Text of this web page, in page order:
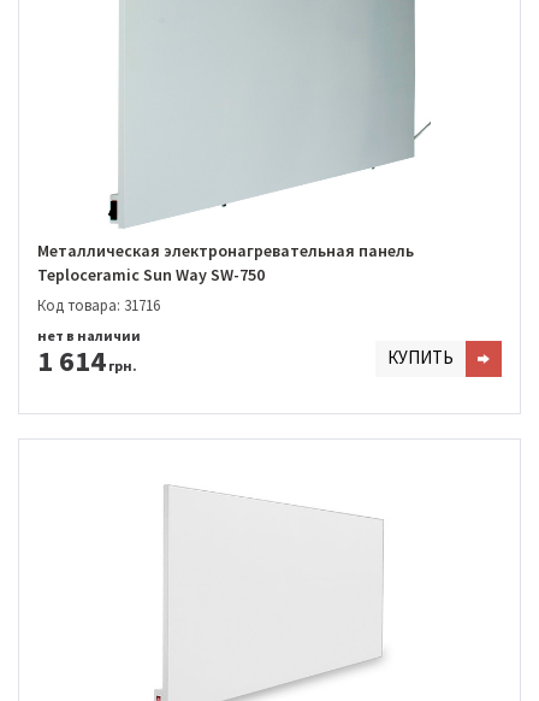
Металлическая электронагревательная панель
Teploceramic Sun Way SW-750
Код товара: 31716
1 614 грн.
нет в наличии
КУПИТЬ